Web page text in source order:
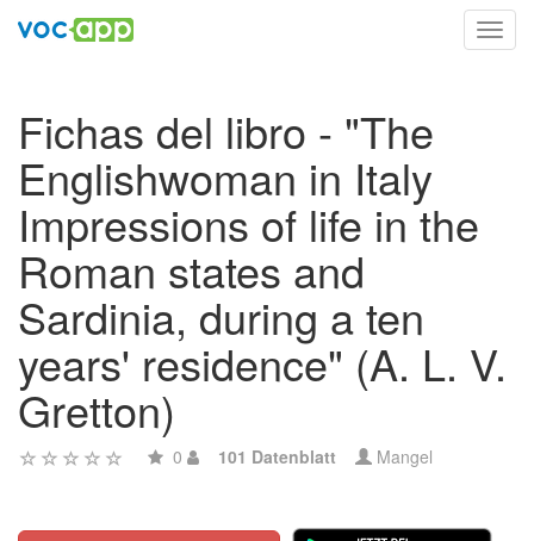
Fichas del libro - "The
Englishwoman in Italy
Impressions of life in the
Roman states and
Sardinia, during a ten
years' residence" (A. L. V.
Gretton)
0 101 Datenblatt Mangel